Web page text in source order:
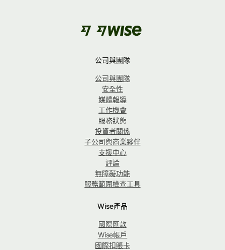
公司與團隊
公司與團隊
安全性
媒體報導
工作機會
服務狀態
投資者關係
子公司與商業夥伴
支援中心
評論
無障礙功能
服務範圍檢查工具
Wise產品
國際匯款
Wise帳戶
國際扣賬卡